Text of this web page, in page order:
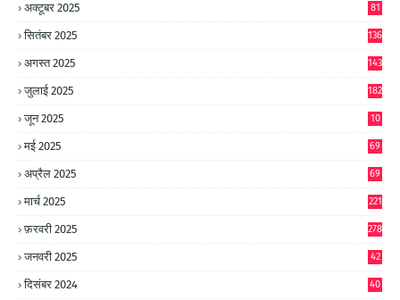
अक्टूबर 2025 81
सितंबर 2025 136
अगस्त 2025 143
जुलाई 2025 182
जून 2025
10
मई 2025 69
अप्रैल 2025 69
मार्च 2025 221
फ़रवरी 2025 278
जनवरी 2025
42
दिसंबर 2024
40